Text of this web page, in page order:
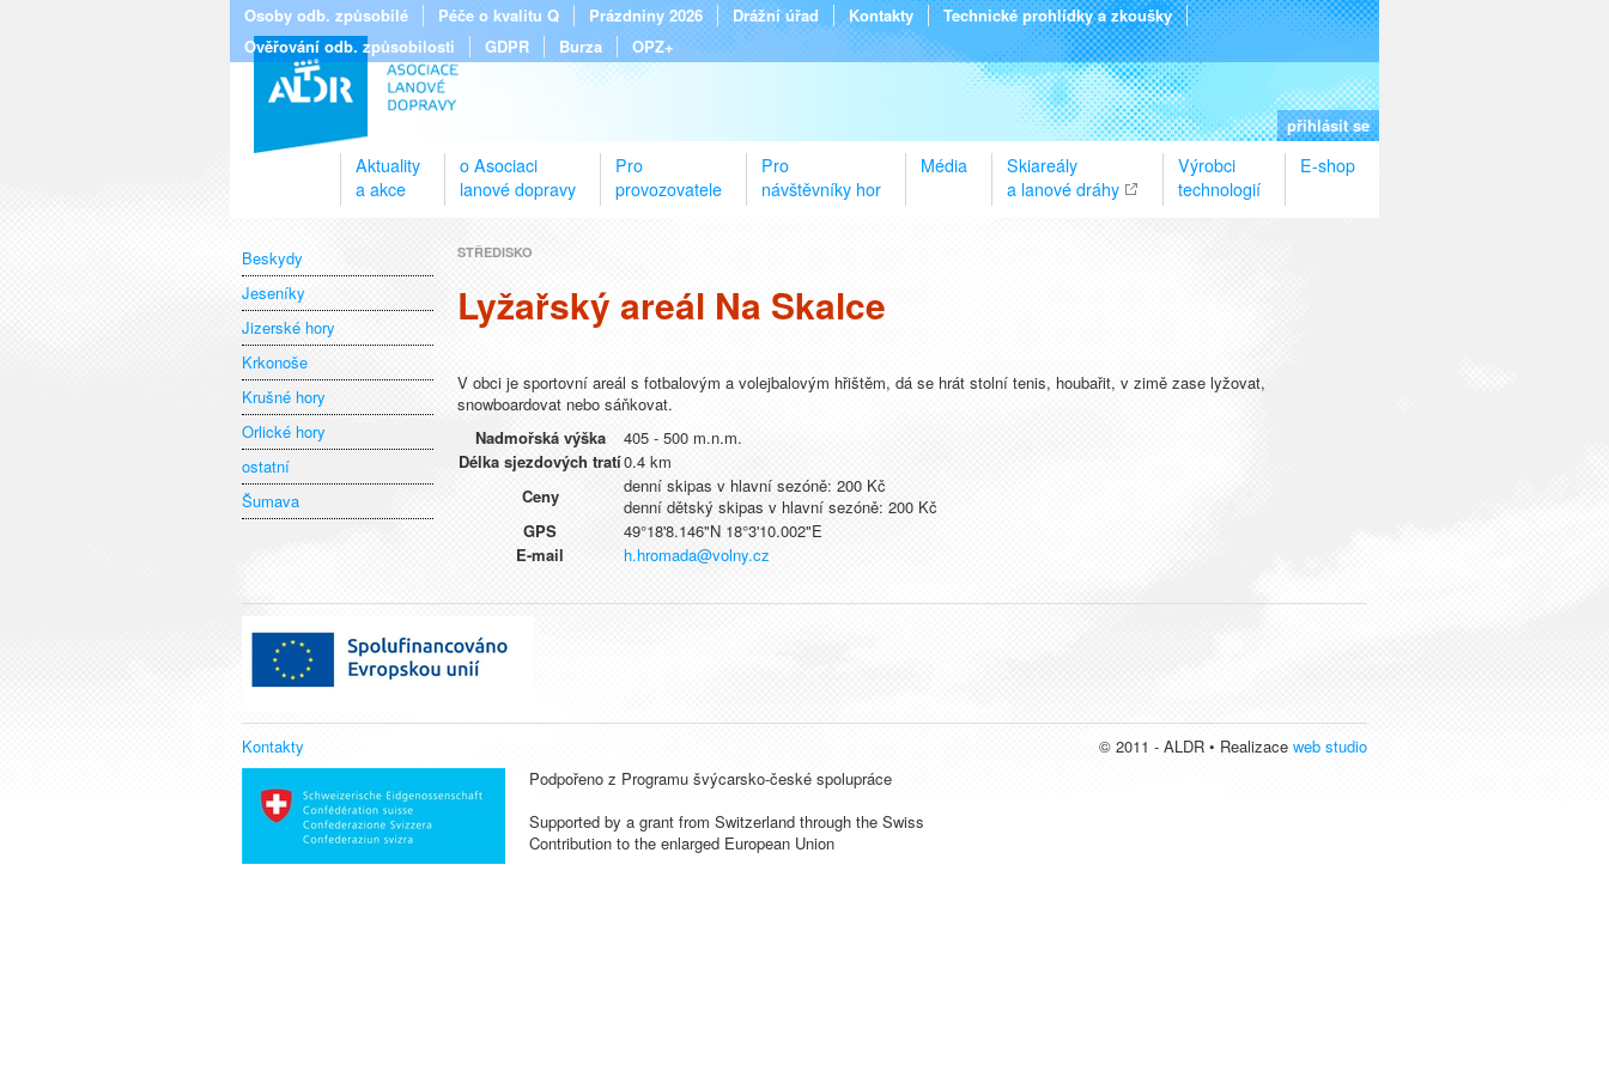
Osoby odb. způsobilé Péče o kvalitu Q Prázdniny 2026 Drážní úřad Kontakty
Technické prohlídky a zkoušky
Ověřování odb. způsobilosti
GDPR Burza OPZ+
přihlásit se
Aktuality
a akce
o Asociaci
lanové dopravy
Pro
provozovatele
Pro
návštěvníky hor
Média
Skiareály
a lanové dráhy
Výrobci
technologií
E-shop
Beskydy
Jeseníky
Jizerské hory
Krkonoše
Krušné hory
Orlické hory
ostatní
Šumava
STŘEDISKO
Lyžařský areál Na Skalce
V obci je sportovní areál s fotbalovým a volejbalovým hřištěm, dá se hrát stolní tenis, houbařit, v zimě zase lyžovat,
snowboardovat nebo sáňkovat.
Nadmořská výška
405 - 500 m.n.m.
Délka sjezdových tratí0.4 km
Ceny
denní skipas v hlavní sezóně: 200 Kč
denní dětský skipas v hlavní sezóně: 200 Kč
GPS
49°18'8.146"N 18°3'10.002"E
E-mail
h.hromada@volny.cz
Kontakty © 2011 - ALDR • Realizace web studio
Podpořeno z Programu švýcarsko-české spolupráce
Supported by a grant from Switzerland through the Swiss
Contribution to the enlarged European Union